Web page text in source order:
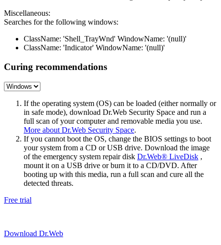
Miscellaneous:
Searches for the following windows:
ClassName: 'Shell_TrayWnd' WindowName: '(null)'
ClassName: 'Indicator' WindowName: '(null)'
Curing recommendations
If the operating system (OS) can be loaded (either normally or
in safe mode), download Dr.Web Security Space and run a
full scan of your computer and removable media you use.
More about Dr.Web Security Space.
If you cannot boot the OS, change the BIOS settings to boot
your system from a CD or USB drive. Download the image
of the emergency system repair disk Dr.Web® LiveDisk ,
mount it on a USB drive or burn it to a CD/DVD. After
booting up with this media, run a full scan and cure all the
detected threats.
Free trial
Download Dr.Web